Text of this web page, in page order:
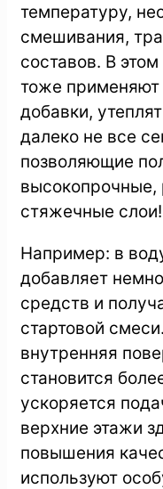
температуру,
смешивания,
составов. В
тоже
добавки,
далеко не все
позволяющие
высокопрочные,
стяжечные слои!
Например: в
добавляет
средств и
стартовой
внутренняя
становится
ускоряется
верхние этажи
повышения
используют